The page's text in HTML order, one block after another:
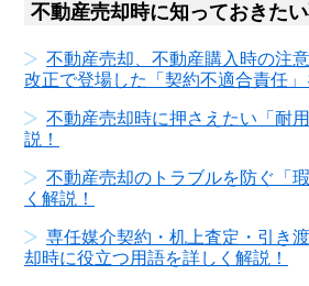
不動産売却時に知っておきた
不動産売却、不動産購入時の注
改正で登場した「契約不適合責任」
不動産売却時に押さえたい「耐
説！
不動産売却のトラブルを防ぐ「
く解説！
専任媒介契約・机上査定・引き
却時に役立つ用語を詳しく解説！